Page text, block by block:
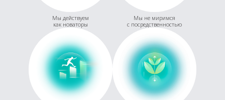
Мы действуем
как новаторы
Мы не миримся
с посредственностью